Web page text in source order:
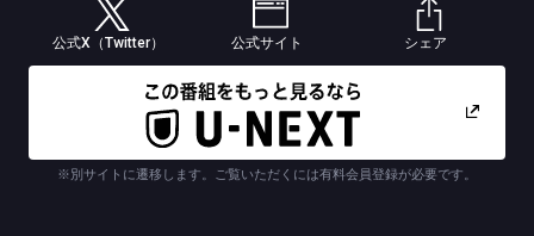
姿を消してしまうのだった…。実力派女優の井上が、突然命を落としてし
まった恋人を想い、悩みながらも少しずつ前を向いて歩み出す切ない主人
公を熱演する。そして、佐藤が演じる直木は、悠依と同じく家庭の事情で
里親に預けられた過去を持つ。料理人の道を目指していた直木は小さな店
をオープンさせ、そこで悠依と偶然の再会を果たす。悠依と一緒に過ごす
時間が長くなるにつれ、この先の人生も一緒に歩んでいきたいと思うよう
になるが、ある日突然事件に巻き込まれ、死んだ時の記憶が無いまま魂と
なって現世をさまようことになってしまう…。さらに、現世をさまよう直
木と唯一意思の疎通ができる刑事・魚住譲（うおずみ・ゆずる）を演じる
公式X（Twitter） 公式サイト シェア
※別サイトに遷移します。ご覧いただくには有料会員登録が必要です。